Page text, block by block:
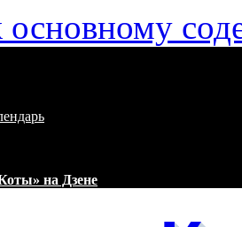
основному
на Дзене